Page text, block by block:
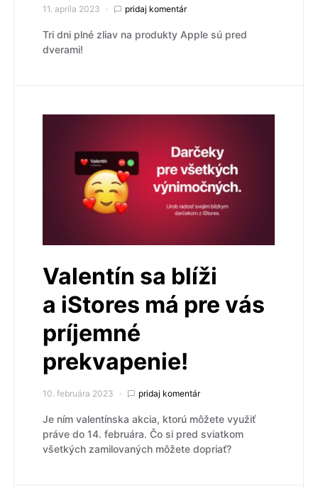
11. apríla 2023 pridaj komentár
Tri dni plné zliav na produkty Apple sú pred
dverami!
Valentín sa blíži
a iStores má pre vás
príjemné
prekvapenie!
10. februára 2023 pridaj komentár
Je ním valentínska akcia, ktorú môžete využiť
práve do 14. februára. Čo si pred sviatkom
všetkých zamilovaných môžete dopriať?